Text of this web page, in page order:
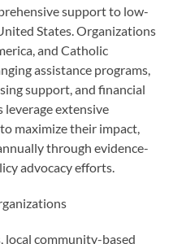
support to low-
States. Organizations
and Catholic
assistance programs,
support, and financial
leverage extensive
maximize their impact,
through evidence-
advocacy efforts.
community-based